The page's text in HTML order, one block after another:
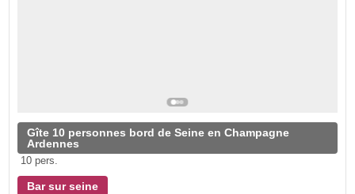
Gîte 10 personnes bord de Seine en Champagne
Ardennes
10 pers.
Bar sur seine